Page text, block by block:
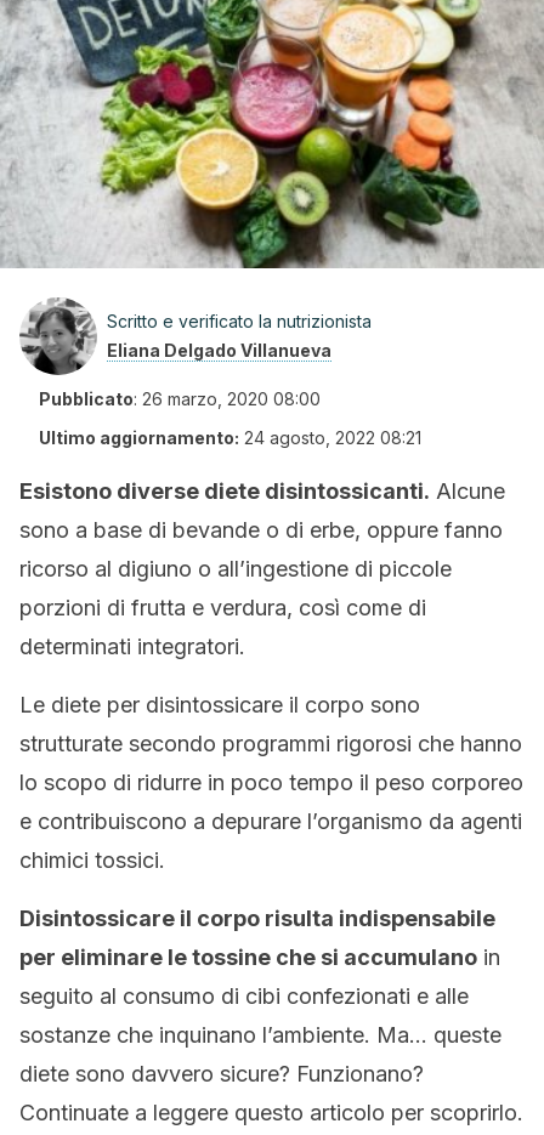
Scritto e verificato la nutrizionista
Eliana Delgado Villanueva
Pubblicato: 26 marzo, 2020 08:00
Ultimo aggiornamento: 24 agosto, 2022 08:21
Esistono diverse diete disintossicanti. Alcune
sono a base di bevande o di erbe, oppure fanno
ricorso al digiuno o all’ingestione di piccole
porzioni di frutta e verdura, così come di
determinati integratori.
Le diete per disintossicare il corpo sono
strutturate secondo programmi rigorosi che hanno
lo scopo di ridurre in poco tempo il peso corporeo
e contribuiscono a depurare l’organismo da agenti
chimici tossici.
Disintossicare il corpo risulta indispensabile
per eliminare le tossine che si accumulano in
seguito al consumo di cibi confezionati e alle
sostanze che inquinano l’ambiente. Ma… queste
diete sono davvero sicure? Funzionano?
Continuate a leggere questo articolo per scoprirlo.